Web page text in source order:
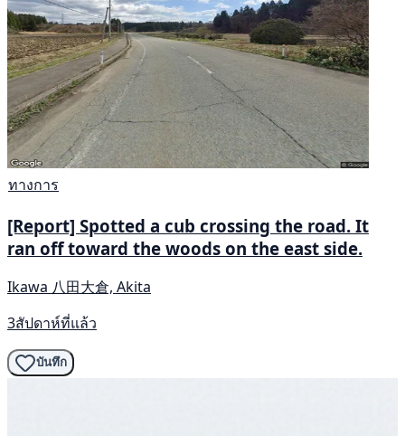
ทางการ
[Report] Spotted a cub crossing the road. It
ran off toward the woods on the east side.
Ikawa 八田大倉, Akita
3สัปดาห์ที่แล้ว
บันทึก